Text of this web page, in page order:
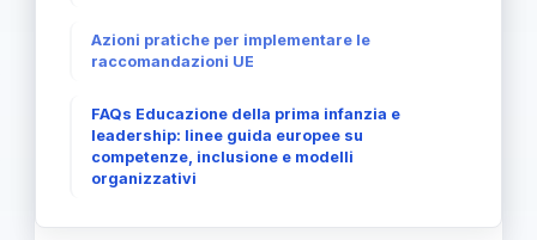
Azioni pratiche per implementare le
raccomandazioni UE
FAQs Educazione della prima infanzia e
leadership: linee guida europee su
competenze, inclusione e modelli
organizzativi